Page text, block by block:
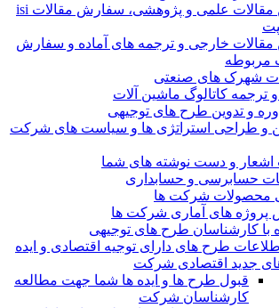
مخزن عناوین مقالات علمی و پژوهشی، سفارش مقالات isi
مقالات خارجی و ترجمه های آماده و سفارش
مربوطه
شهرک های صنعتی
ترجمه کاتالوگ ماشین آلات
و تدوین طرح های توجیهی
و طراحی استراتژی ها و سیاست های شرکت
و دست نوشته های شما
حسابرسی و حسابداری
محصولات شرکت ها
های آماری شرکت ها
با کارشناسان طرح های توجیهی
اطلاعات طرح های دارای توجیه اقتصادی و ایده
جدید اقتصادی شرکت
قبول طرح ها و ایده ها شما جهت مطالعه
کارشناسان شرکت